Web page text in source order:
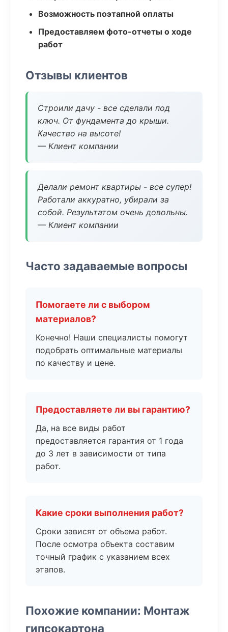
Возможность поэтапной оплаты
Предоставляем фото-отчеты о ходе
работ
Отзывы клиентов
Строили дачу - все сделали под
ключ. От фундамента до крыши.
Качество на высоте!
— Клиент компании
Делали ремонт квартиры - все супер!
Работали аккуратно, убирали за
собой. Результатом очень довольны.
— Клиент компании
Часто задаваемые вопросы
Помогаете ли с выбором
материалов?
Конечно! Наши специалисты помогут
подобрать оптимальные материалы
по качеству и цене.
Предоставляете ли вы гарантию?
Да, на все виды работ
предоставляется гарантия от 1 года
до 3 лет в зависимости от типа
работ.
Какие сроки выполнения работ?
Сроки зависят от объема работ.
После осмотра объекта составим
точный график с указанием всех
этапов.
Похожие компании: Монтаж
гипсокартона